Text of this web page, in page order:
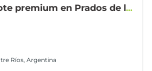
premium en Prados de la
Ríos, Argentina